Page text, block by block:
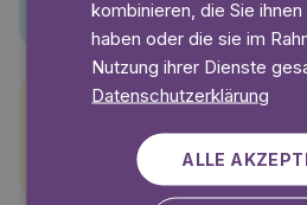
Pettersson und Findus
kombinieren, die Sie
haben oder die sie im
Nutzung ihrer Dienste
Datenschutzerklärung
ALLE